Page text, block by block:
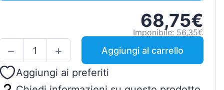
68,75€
Imponibile: 56,35€
Aggiungi al carrello
Aggiungi ai preferiti